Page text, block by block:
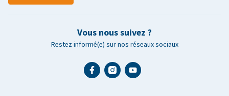
Vous nous suivez ?
Restez informé(e) sur nos réseaux sociaux